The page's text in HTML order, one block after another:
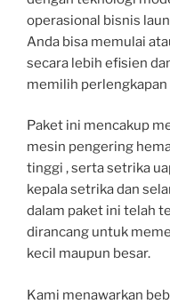
operasional bisnis
Anda bisa memulai
secara lebih efisien
memilih perlengkapan
Paket ini mencakup
mesin pengering
tinggi , serta setrika
kepala setrika dan
dalam paket ini telah
dirancang untuk
kecil maupun besar.
Kami menawarkan